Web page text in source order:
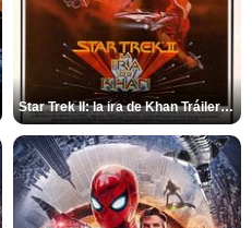
Star Trek II: la ira de Khan Tráiler VO